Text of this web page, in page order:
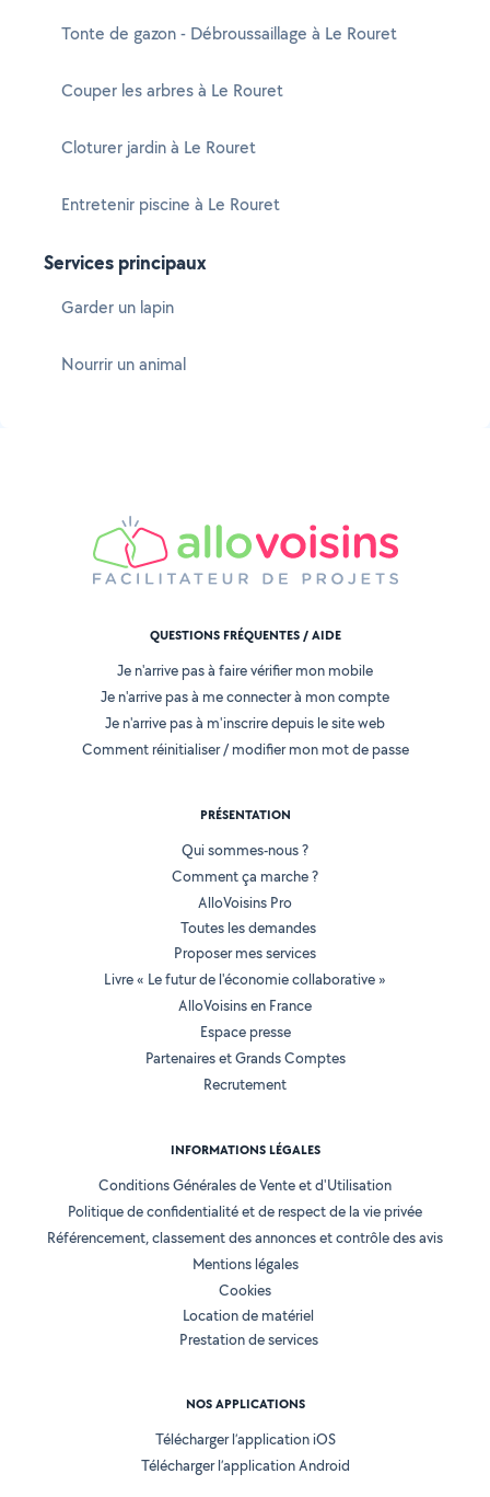
Tonte de gazon - Débroussaillage à Le Rouret
Couper les arbres à Le Rouret
Cloturer jardin à Le Rouret
Entretenir piscine à Le Rouret
Services principaux
Garder un lapin
Nourrir un animal
QUESTIONS FRÉQUENTES / AIDE
Je n'arrive pas à faire vérifier mon mobile
Je n'arrive pas à me connecter à mon compte
Je n'arrive pas à m'inscrire depuis le site web
Comment réinitialiser / modifier mon mot de passe
PRÉSENTATION
Qui sommes-nous ?
Comment ça marche ?
AlloVoisins Pro
Toutes les demandes
Proposer mes services
Livre « Le futur de l'économie collaborative »
AlloVoisins en France
Espace presse
Partenaires et Grands Comptes
Recrutement
INFORMATIONS LÉGALES
Conditions Générales de Vente et d'Utilisation
Politique de confidentialité et de respect de la vie privée
Référencement, classement des annonces et contrôle des avis
Mentions légales
Cookies
Location de matériel
Prestation de services
NOS APPLICATIONS
Télécharger l’application iOS
Télécharger l’application Android